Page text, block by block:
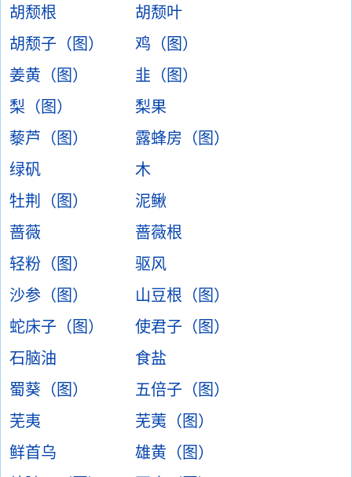
胡颓根
胡颓叶
胡颓子（图）
鸡（图）
姜黄（图）
韭（图）
梨（图）
梨果
藜芦（图）
露蜂房（图）
绿矾
木
牡荆（图）
泥鳅
蔷薇
蔷薇根
轻粉（图）
驱风
沙参（图）
山豆根（图）
蛇床子（图）
使君子（图）
石脑油
食盐
蜀葵（图）
五倍子（图）
芜夷
芜荑（图）
鲜首乌
雄黄（图）